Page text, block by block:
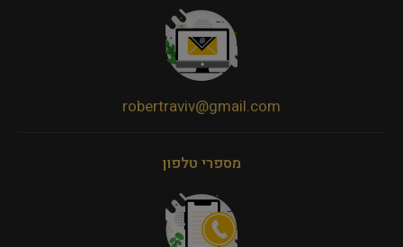
robertraviv@gmail.com
מספרי טלפון